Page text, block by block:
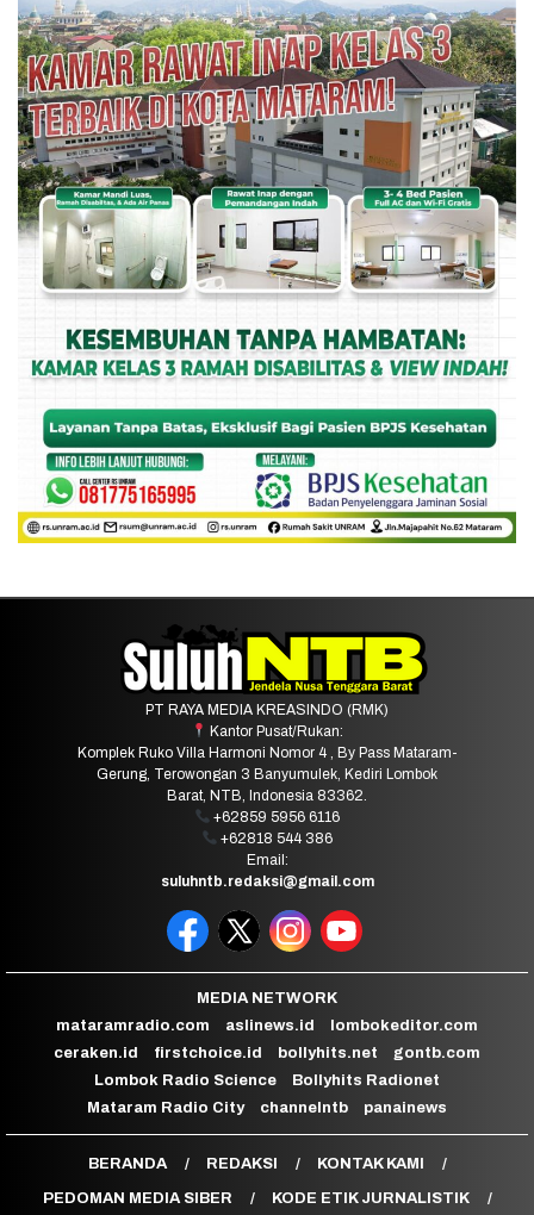
PT RAYA MEDIA KREASINDO (RMK)
Kantor Pusat/Rukan:
Komplek Ruko Villa Harmoni Nomor 4 , By Pass Mataram-
Gerung, Terowongan 3 Banyumulek, Kediri Lombok
Barat, NTB, Indonesia 83362.
+62859 5956 6116
+62818 544 386
Email:
suluhntb.redaksi@gmail.com
MEDIA NETWORK
mataramradio.com
aslinews.id
lombokeditor.com
ceraken.id
firstchoice.id bollyhits.net
gontb.com
Lombok Radio Science
Bollyhits Radionet
Mataram Radio City
channelntb panainews
BERANDA REDAKSI KONTAK KAMI
PEDOMAN MEDIA SIBER KODE ETIK JURNALISTIK